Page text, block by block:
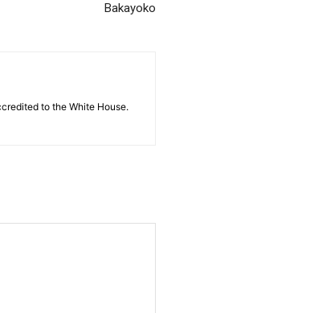
Bakayoko
to the White House.